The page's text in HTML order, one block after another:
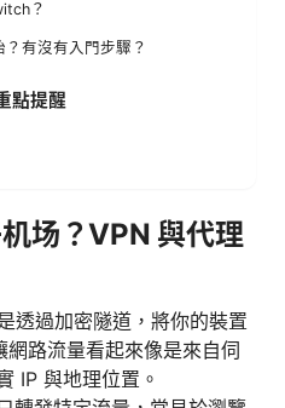
？
有沒有入門步驟？
點提醒
场？VPN 與代理
透過加密隧道，將你的裝置
路流量看起來像是來自伺
IP 與地理位置。